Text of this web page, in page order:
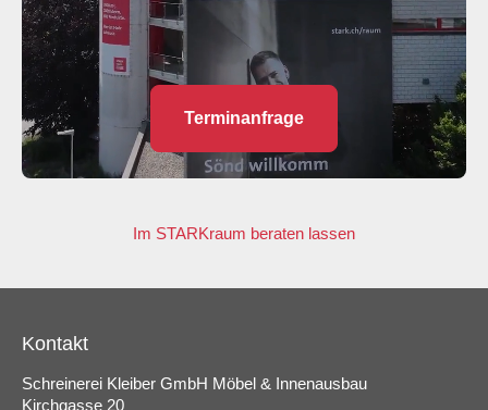
Terminanfrage
Im STARKraum beraten lassen
Kontakt
Schreinerei Kleiber GmbH Möbel & Innenausbau
Kirchgasse 20